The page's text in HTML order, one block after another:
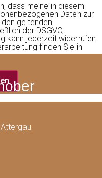
dass meine in diesem
Daten zur
geltenden
der DSGVO,
kann jederzeit widerrufen
finden Sie in